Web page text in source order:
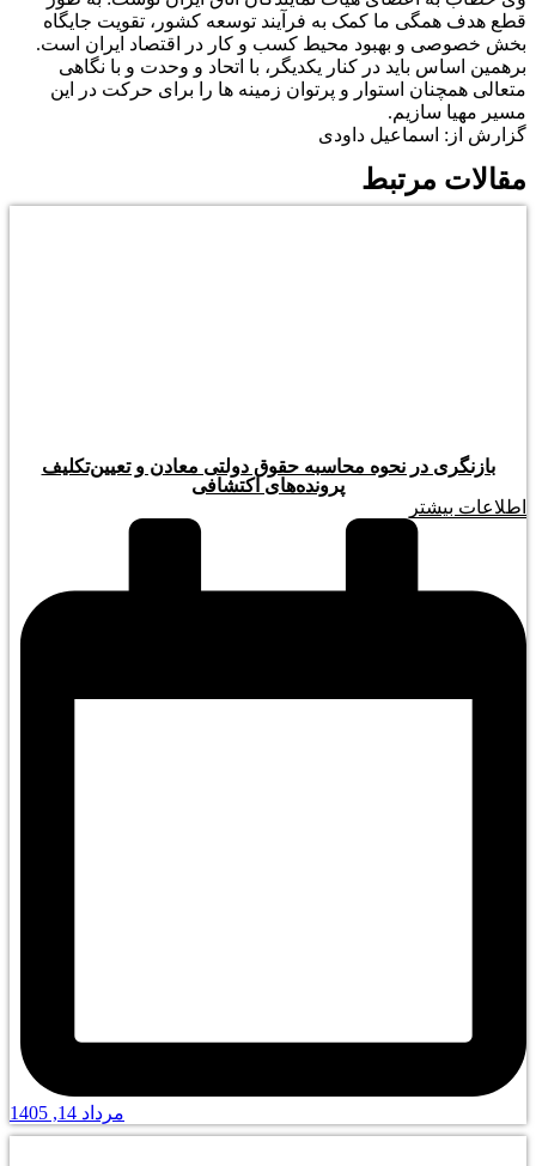
قطع هدف همگی ما کمک به فرآیند توسعه کشور، تقویت جایگاه
بخش خصوصی و بهبود محیط کسب و کار در اقتصاد ایران است.
برهمین اساس باید در کنار یکدیگر، با اتحاد و وحدت و با نگاهی
متعالی همچنان استوار و پرتوان زمینه ها را برای حرکت در این
مسیر مهیا سازیم.
گزارش از: اسماعیل داودی
مقالات مرتبط
بازنگری در نحوه محاسبه حقوق دولتی معادن و تعیین‌تکلیف
پرونده‌های اکتشافی
اطلاعات بیشتر
مرداد 14, 1405